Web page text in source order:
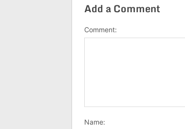
Add a Comment
Comment:
Name: